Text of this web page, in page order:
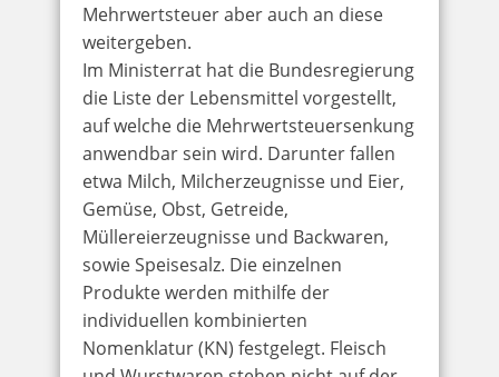
Mehrwertsteuer aber auch an diese
weitergeben.
Im Ministerrat hat die Bundesregierung
die Liste der Lebensmittel vorgestellt,
auf welche die Mehrwertsteuersenkung
anwendbar sein wird. Darunter fallen
etwa Milch, Milcherzeugnisse und Eier,
Gemüse, Obst, Getreide,
Müllereierzeugnisse und Backwaren,
sowie Speisesalz. Die einzelnen
Produkte werden mithilfe der
individuellen kombinierten
Nomenklatur (KN) festgelegt. Fleisch